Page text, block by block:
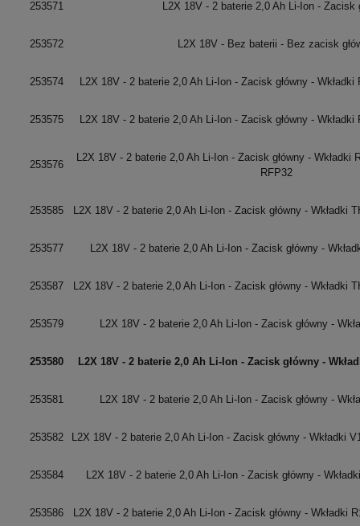
253571 L2X 18V - 2 baterie 2,0 Ah Li-Ion - Zacisk
253572 L2X 18V - Bez baterii - Bez zacisk
253574 L2X 18V - 2 baterie 2,0 Ah Li-Ion - Zacisk główny -
253575 L2X 18V - 2 baterie 2,0 Ah Li-Ion - Zacisk główny -
253576
L2X 18V - 2 baterie 2,0 Ah Li-Ion - Zacisk główny - Wkładki
RFP32
253585 L2X 18V - 2 baterie 2,0 Ah Li-Ion - Zacisk główny - Wkładki
253577 L2X 18V - 2 baterie 2,0 Ah Li-Ion - Zacisk główny -
253587 L2X 18V - 2 baterie 2,0 Ah Li-Ion - Zacisk główny - Wkładki
253579 L2X 18V - 2 baterie 2,0 Ah Li-Ion - Zacisk główny -
253580 L2X 18V - 2 baterie 2,0 Ah Li-Ion - Zacisk główny -
253581 L2X 18V - 2 baterie 2,0 Ah Li-Ion - Zacisk główny -
253582 L2X 18V - 2 baterie 2,0 Ah Li-Ion - Zacisk główny - Wkładki
253584 L2X 18V - 2 baterie 2,0 Ah Li-Ion - Zacisk główny -
253586 L2X 18V - 2 baterie 2,0 Ah Li-Ion - Zacisk główny - Wkładki